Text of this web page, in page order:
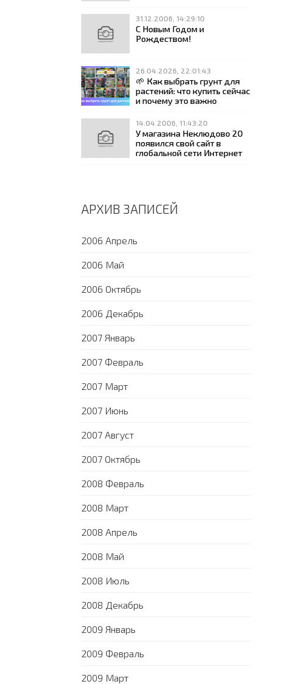
31.12.2006, 14:29:10
С Новым Годом и
Рождеством!
26.04.2026, 22:01:43
🌱 Как выбрать грунт для
растений: что купить сейчас
и почему это важно
14.04.2006, 11:43:20
У магазина Неклюдово 20
появился свой сайт в
глобальной сети Интернет
АРХИВ ЗАПИСЕЙ
2006 Апрель
2006 Май
2006 Октябрь
2006 Декабрь
2007 Январь
2007 Февраль
2007 Март
2007 Июнь
2007 Август
2007 Октябрь
2008 Февраль
2008 Март
2008 Апрель
2008 Май
2008 Июль
2008 Декабрь
2009 Январь
2009 Февраль
2009 Март